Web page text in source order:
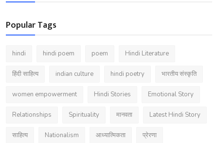
Popular Tags
hindi hindi poem poem Hindi Literature
हिंदी साहित्य indian culture hindi poetry भारतीय संस्कृति
women empowerment Hindi Stories Emotional Story
Relationships Spirituality मानवता Latest Hindi Story
साहित्य Nationalism आध्यात्मिकता प्रेरणा